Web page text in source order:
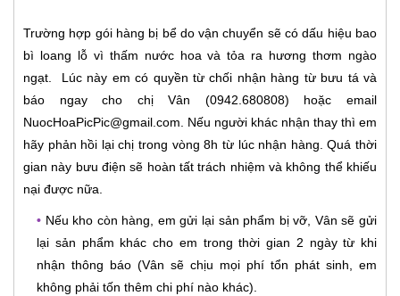
Trường hợp gói hàng bị bể do vận chuyển sẽ có dấu hiệu bao
bì loang lỗ vì thấm nước hoa và tỏa ra hương thơm ngào
ngạt. Lúc này em có quyền từ chối nhận hàng từ bưu tá và
báo ngay cho chị Vân (0942.680808) hoặc email
NuocHoaPicPic@gmail.com. Nếu người khác nhận thay thì em
hãy phản hồi lại chị trong vòng 8h từ lúc nhận hàng. Quá thời
gian này bưu điện sẽ hoàn tất trách nhiệm và không thể khiếu
nại được nữa.
• Nếu kho còn hàng, em gửi lại sản phẩm bị vỡ, Vân sẽ gửi
lại sản phẩm khác cho em trong thời gian 2 ngày từ khi
nhận thông báo (Vân sẽ chịu mọi phí tổn phát sinh, em
không phải tốn thêm chi phí nào khác).